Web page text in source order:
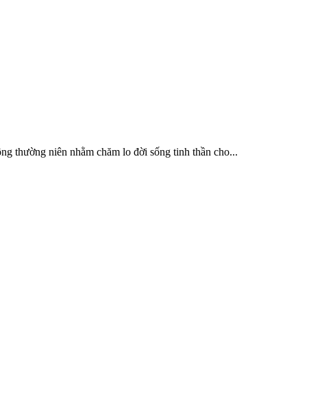
thường niên nhằm chăm lo đời sống tinh thần cho...